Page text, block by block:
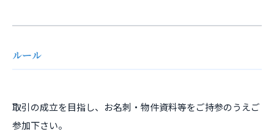
ルール
取引の成立を目指し、お名刺・物件資料等をご持参のうえご
参加下さい。